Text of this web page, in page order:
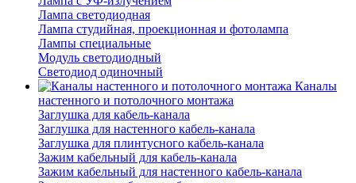
Лампа светодиодная
Лампа студийная, проекционная и фотолампа
Лампы специальные
Модуль светодиодный
Светодиод одиночный
Каналы
настенного и потолочного монтажа
Заглушка для кабель-канала
Заглушка для настенного кабель-канала
Заглушка для плинтусного кабель-канала
Зажим кабельный для кабель-канала
Зажим кабельный для настенного кабель-канала